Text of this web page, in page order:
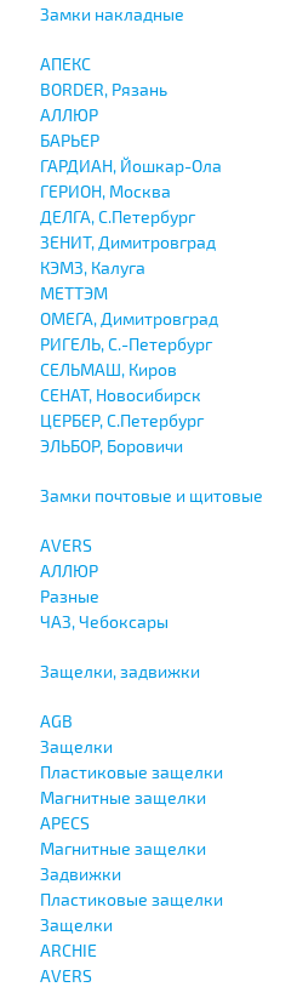
Замки накладные
АПЕКС
BORDER, Рязань
АЛЛЮР
БАРЬЕР
ГАРДИАН, Йошкар-Ола
ГЕРИОН, Москва
ДЕЛГА, С.Петербург
ЗЕНИТ, Димитровград
КЭМЗ, Калуга
МЕТТЭМ
ОМЕГА, Димитровград
РИГЕЛЬ, С.-Петербург
СЕЛЬМАШ, Киров
СЕНАТ, Новосибирск
ЦЕРБЕР, С.Петербург
ЭЛЬБОР, Боровичи
Замки почтовые и щитовые
AVERS
АЛЛЮР
Разные
ЧАЗ, Чебоксары
Защелки, задвижки
AGB
Защелки
Пластиковые защелки
Магнитные защелки
APECS
Магнитные защелки
Задвижки
Пластиковые защелки
Защелки
ARCHIE
AVERS